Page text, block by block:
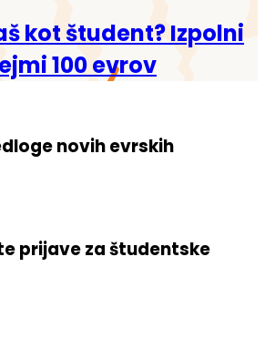
kot študent? Izpolni
100 evrov
novih evrskih
prijave za študentske